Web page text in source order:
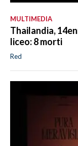
MULTIMEDIA
Thailandia,
liceo: 8 morti
Red